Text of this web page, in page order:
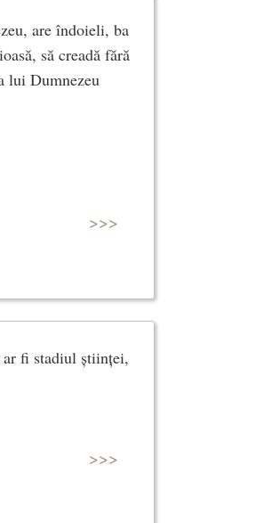
are îndoieli, ba
să creadă fără
lui Dumnezeu
>>>
fi stadiul științei,
>>>